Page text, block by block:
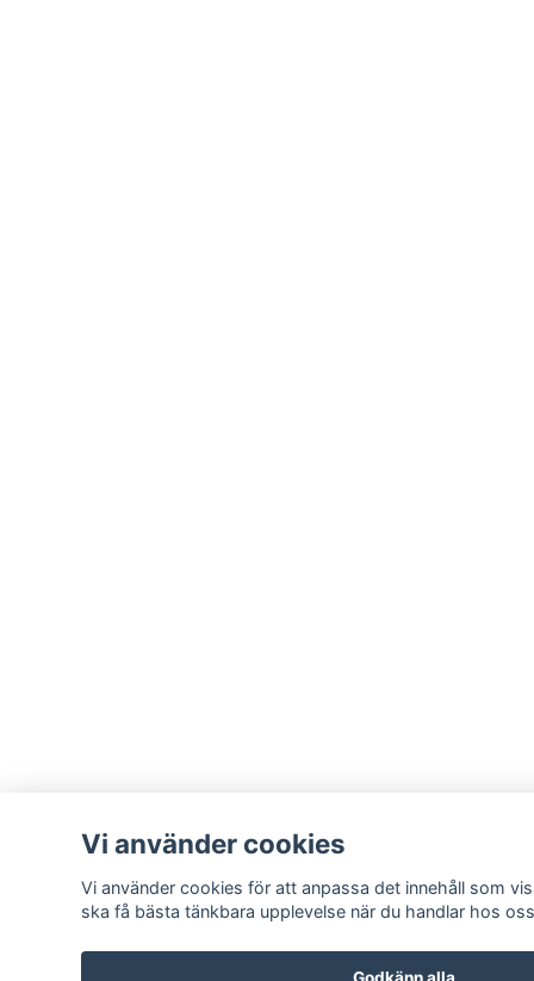
Vi använder cookies
Vi använder cookies för att anpassa det innehåll som
ska få bästa tänkbara upplevelse när du handlar hos
Godkänn alla